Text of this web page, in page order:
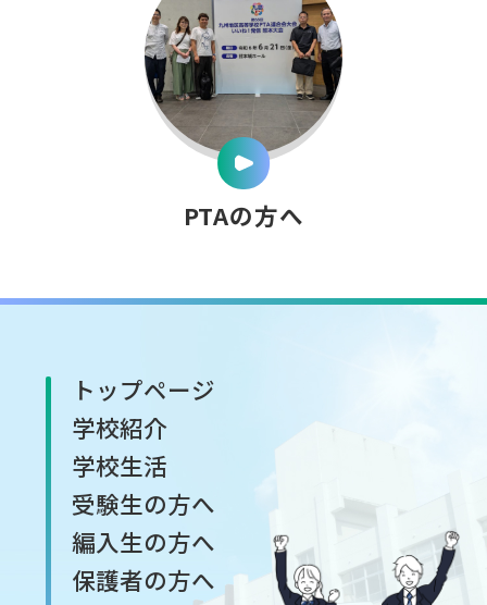
PTAの方へ
トップページ
学校紹介
学校生活
受験生の方へ
編入生の方へ
保護者の方へ